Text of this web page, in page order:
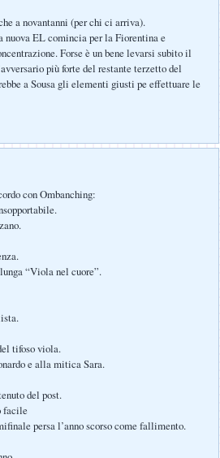
a novantanni (per chi ci arriva).
nuova EL comincia per la Fiorentina e
Forse è un bene levarsi subito il
più forte del restante terzetto del
a Sousa gli elementi giusti pe effettuare le
con Ombanching:
“Viola nel cuore”.
tifoso viola.
e alla mitica Sara.
del post.
facile
persa l’anno scorso come fallimento.